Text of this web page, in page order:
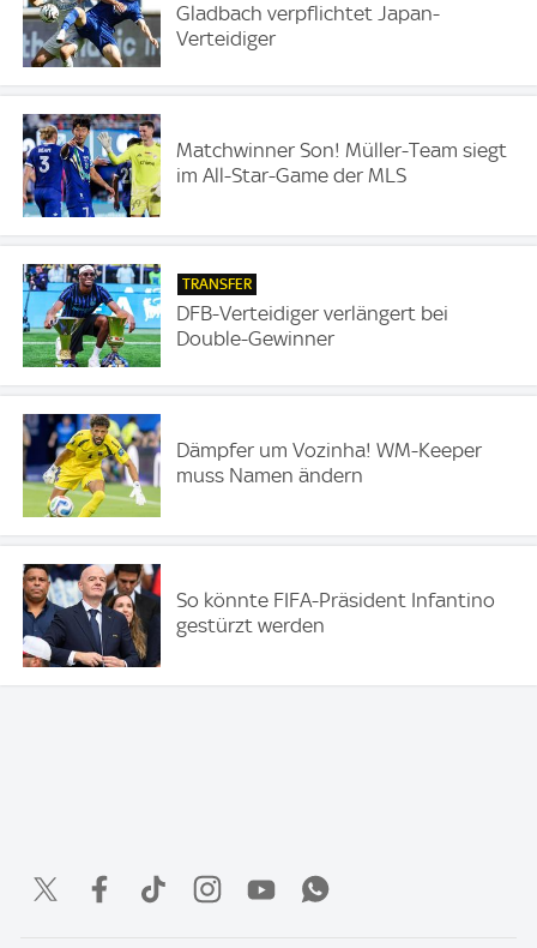
Gladbach verpflichtet Japan-
Verteidiger
Matchwinner Son! Müller-Team siegt
im All-Star-Game der MLS
TRANSFER
DFB-Verteidiger verlängert bei
Double-Gewinner
Dämpfer um Vozinha! WM-Keeper
muss Namen ändern
So könnte FIFA-Präsident Infantino
gestürzt werden